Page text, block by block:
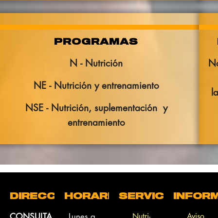
PROGRAMAS
N - Nutrición
NE - Nutrición y entrenamiento
NSE - Nutrición, suplementación y
entrenamiento
DIRECCIÓNHORARIOSERVICIOS